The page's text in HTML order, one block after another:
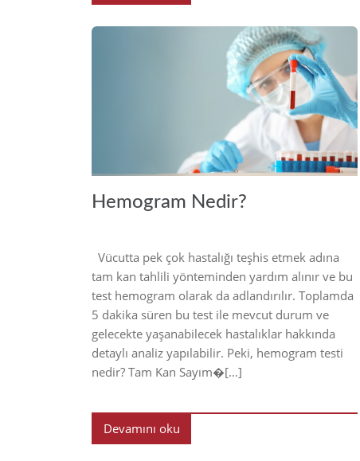
2022
Hemogram Nedir?
Vücutta pek çok hastalığı teşhis etmek adına
tam kan tahlili yönteminden yardım alınır ve bu
test hemogram olarak da adlandırılır. Toplamda
5 dakika süren bu test ile mevcut durum ve
gelecekte yaşanabilecek hastalıklar hakkında
detaylı analiz yapılabilir. Peki, hemogram testi
nedir? Tam Kan Sayım�[…]
Devamını oku